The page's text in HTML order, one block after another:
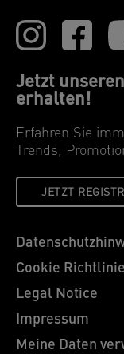
Jetzt
erhalten!
Erfahren Sie
Trends,
JETZT
Cookie Richtlinie
Legal Notice
Impressum
Meine Daten